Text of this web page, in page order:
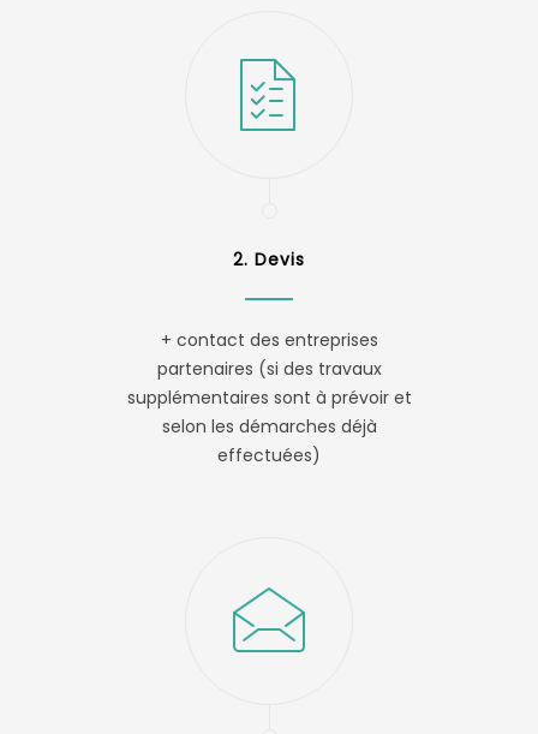
2. Devis
+ contact des entreprises
partenaires (si des travaux
supplémentaires sont à prévoir et
selon les démarches déjà
effectuées)